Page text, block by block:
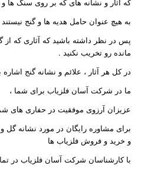
به هیچ عنوان حامل هدیه ها و گنج نیستند
پس در نظر داشته باشید که آثاری که از
مانده رو تخریب نکنید .
در کل هر آثار ، علائم و نشانه گنج
ما در شرکت آسان فلزیاب برای شما ،
عزیزان آرزوی موفقیت در حفاری های
برای مشاوره رایگان در مورد نشانه گل
و خرید و فروش فلزیاب ها
با کارشناسان شرکت آسان فلزیاب در